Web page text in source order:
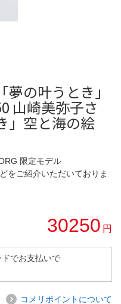
の叶うとき」
山崎美弥子さ
」空と海の絵
限定モデル
をご紹介いただいておりま
30250 円
でお支払いで
コメリポイントについて